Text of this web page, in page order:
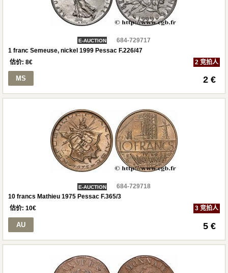
E-AUCTION
684-729717
1 franc Semeuse, nickel 1999 Pessac F.226/47
估价: 8€ 2 竞拍人
MS 2 €
E-AUCTION
684-729718
10 francs Mathieu 1975 Pessac F.365/3
估价: 10€ 3 竞拍人
AU 5 €